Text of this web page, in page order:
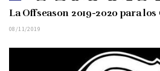
La Offseason 2019-2020 para
08/11/2019